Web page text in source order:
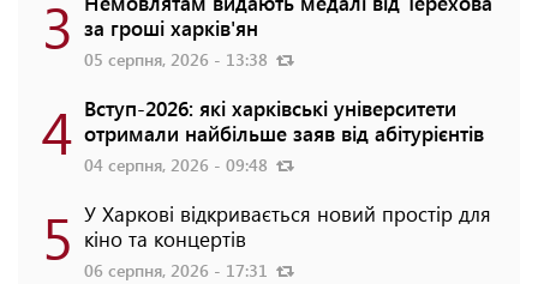
3 за гроші харків'ян
05 серпня, 2026 - 13:38
4 Вступ-2026: які харківські університети
отримали найбільше заяв від абітурієнтів
04 серпня, 2026 - 09:48
5 У Харкові відкривається новий простір для
кіно та концертів
06 серпня, 2026 - 17:31